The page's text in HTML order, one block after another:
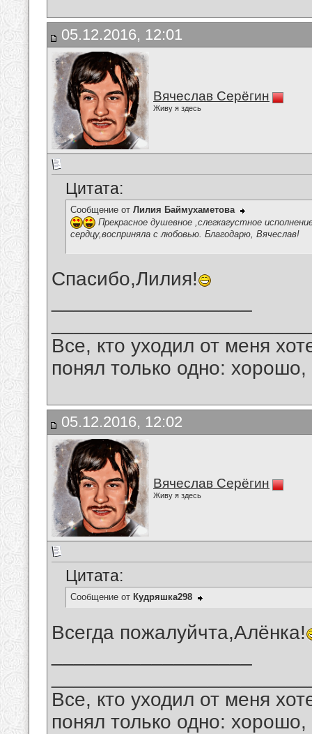
05.12.2016, 12:01
Вячеслав Серёгин
Живу я здесь
Цитата:
Сообщение от Лилия Баймухаметова
Прекрасное душевное ,слегкагустное
сердцу,восприняла с любовью. Благодарю, Вячеслав!
Спасибо,Лилия!
Все, кто уходил от меня
понял только одно:
05.12.2016, 12:02
Вячеслав Серёгин
Живу я здесь
Цитата:
Сообщение от Кудряшка298
Всегда пожалуйчта,Алёнка!
Все, кто уходил от меня
понял только одно: